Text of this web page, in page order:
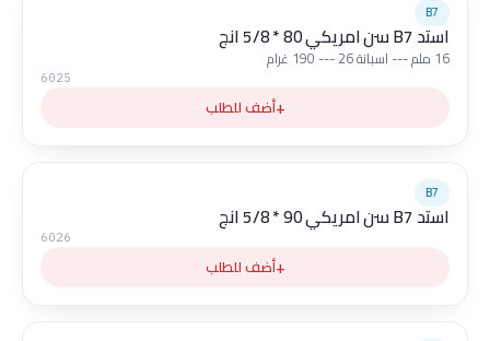
B7
استد B7 سن امريكي 80 * 5/8 انج
16 ملم --- اسبانة 26 --- 190 غرام
6025
+أضف للطلب
B7
استد B7 سن امريكي 90 * 5/8 انج
6026
+أضف للطلب